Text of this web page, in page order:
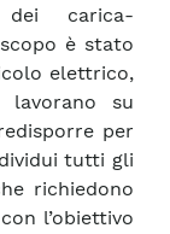
dei carica-
è stato
elettrico,
lavorano su
per
tutti gli
richiedono
l’obiettivo